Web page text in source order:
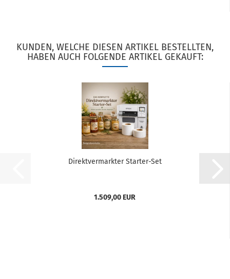
KUNDEN, WELCHE DIESEN ARTIKEL BESTELLTEN,
HABEN AUCH FOLGENDE ARTIKEL GEKAUFT:
Direktvermarkter Starter-Set
1.509,00 EUR